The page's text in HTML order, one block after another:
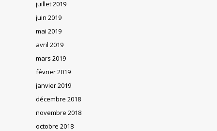
juillet 2019
juin 2019
mai 2019
avril 2019
mars 2019
février 2019
janvier 2019
décembre 2018
novembre 2018
octobre 2018